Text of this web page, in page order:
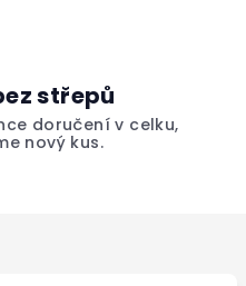
střepů
doručení v celku,
nový kus.